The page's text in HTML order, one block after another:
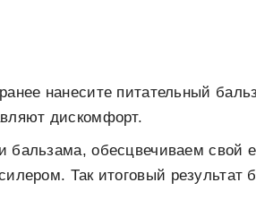
нанесите питательный
дискомфорт.
бальзама, обесцвечиваем свой
Так итоговый результат